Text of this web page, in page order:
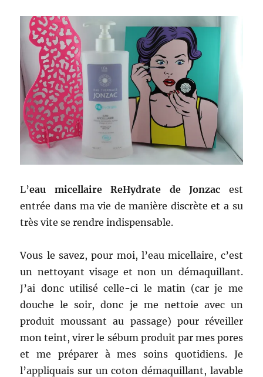
L’eau micellaire ReHydrate de Jonzac est
entrée dans ma vie de manière discrète et a su
très vite se rendre indispensable.
Vous le savez, pour moi, l’eau micellaire, c’est
un nettoyant visage et non un démaquillant.
J’ai donc utilisé celle-ci le matin (car je me
douche le soir, donc je me nettoie avec un
produit moussant au passage) pour réveiller
mon teint, virer le sébum produit par mes pores
et me préparer à mes soins quotidiens. Je
l’appliquais sur un coton démaquillant, lavable